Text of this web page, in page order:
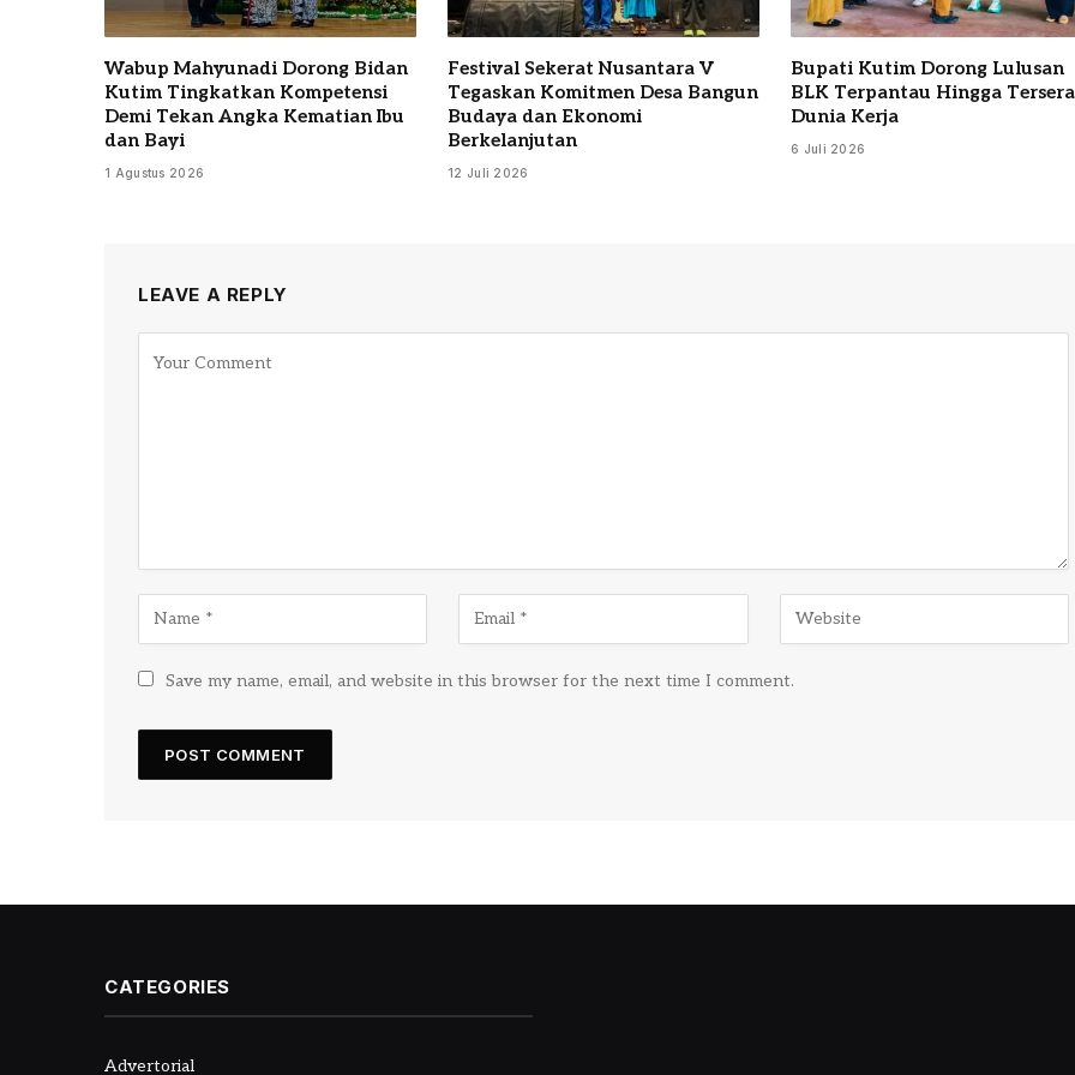
Wabup Mahyunadi Dorong Bidan
Kutim Tingkatkan Kompetensi
Demi Tekan Angka Kematian Ibu
dan Bayi
1 Agustus 2026
Festival Sekerat Nusantara V
Tegaskan Komitmen Desa Bangun
Budaya dan Ekonomi
Berkelanjutan
12 Juli 2026
Bupati Kutim Dorong Lulusan
BLK Terpantau Hingga
Dunia Kerja
6 Juli 2026
LEAVE A REPLY
Save my name, email, and website in this browser for the next time I comment.
CATEGORIES
Advertorial